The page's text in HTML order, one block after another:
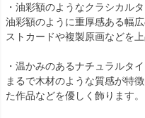
・油彩額のようなクラシカル
油彩額のように重厚感ある幅
ストカードや複製原画などを上
・温かみのあるナチュラルタイ
まるで木材のような質感が特
た作品などを優しく飾ります。